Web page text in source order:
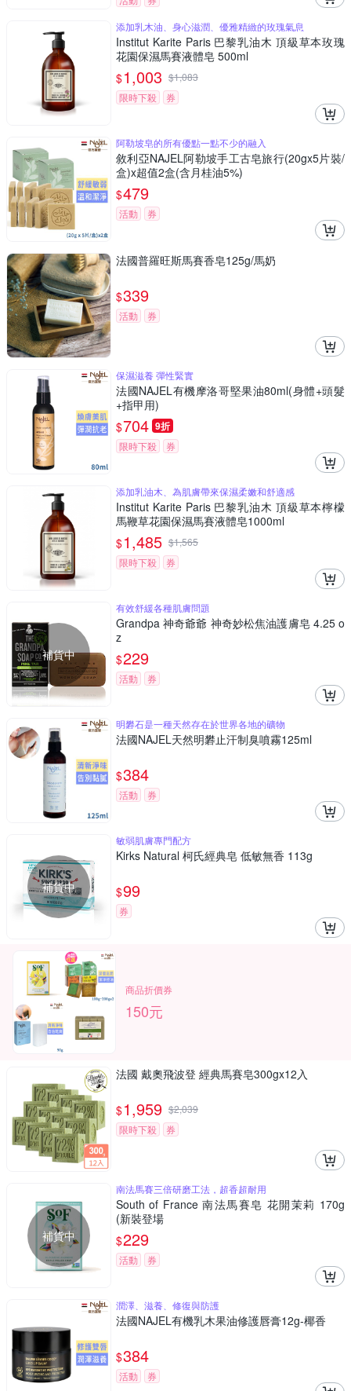
添加乳木油、身心滋潤、優雅精緻的玫瑰氣息
Institut Karite Paris 巴黎乳油木 頂級草本玫瑰
花園保濕馬賽液體皂 500ml
$1,003 $1,083
限時下殺
券
阿勒坡皂的所有優點一點不少的融入
敘利亞NAJEL阿勒坡手工古皂旅行(20gx5片裝/
盒)x超值2盒(含月桂油5%)
$479
活動 券
法國普羅旺斯馬賽香皂125g/馬奶
$339
活動 券
保濕滋養 彈性緊實
法國NAJEL有機摩洛哥堅果油80ml(身體+頭髮
+指甲用)
$704 9折
限時下殺 券
添加乳油木、為肌膚帶來保濕柔嫩和舒適感
Institut Karite Paris 巴黎乳油木 頂級草本檸檬
馬鞭草花園保濕馬賽液體皂1000ml
$1,485 $1,565
限時下殺
券
補貨中
有效舒緩各種肌膚問題
Grandpa 神奇爺爺 神奇妙松焦油護膚皂 4.25 o
z
$229
活動 券
明礬石是一種天然存在於世界各地的礦物
法國NAJEL天然明礬止汗制臭噴霧125ml
$384
活動 券
補貨中
敏弱肌膚專門配方
Kirks Natural 柯氏經典皂 低敏無香 113g
$99
券
商品折價券
150元
法國 戴奧飛波登 經典馬賽皂300gx12入
$1,959 $2,039
限時下殺
券
補貨中
南法馬賽三倍研磨工法，超香超耐用
South of France 南法馬賽皂 花開茉莉 170g
(新裝登場
$229
活動 券
潤澤、滋養、修復與防護
法國NAJEL有機乳木果油修護唇膏12g-椰香
$384
活動 券